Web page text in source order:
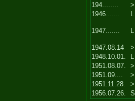
194........
>
1946.......
L
1947....... L
1947.08.14 >
1948.10.01.
L
1951.08.07.
>
1951.09....
>
1951.11.28.
>
1956.07.26.
S